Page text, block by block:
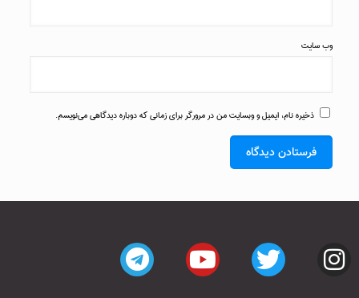
وب‌ سایت
ذخیره نام، ایمیل و وبسایت من در مرورگر برای زمانی که دوباره دیدگاهی می‌نویسم.